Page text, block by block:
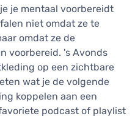
je mentaal voorbereidt
niet omdat ze te
omdat ze de
voorbereid. 's Avonds
op een zichtbare
wat je de volgende
koppelen aan een
podcast of playlist